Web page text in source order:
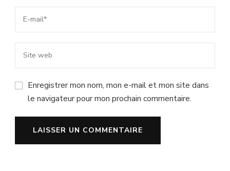
Enregistrer mon nom, mon e-mail et mon site dans
le navigateur pour mon prochain commentaire.